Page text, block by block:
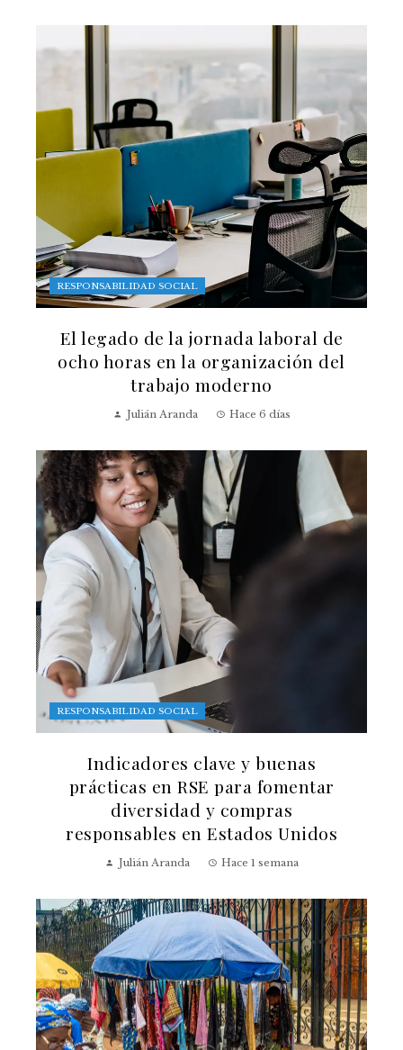
RESPONSABILIDAD SOCIAL
El legado de la jornada laboral de
ocho horas en la organización del
trabajo moderno
Julián Aranda Hace 6 días
RESPONSABILIDAD SOCIAL
Indicadores clave y buenas
prácticas en RSE para fomentar
diversidad y compras
responsables en Estados Unidos
Julián Aranda Hace 1 semana